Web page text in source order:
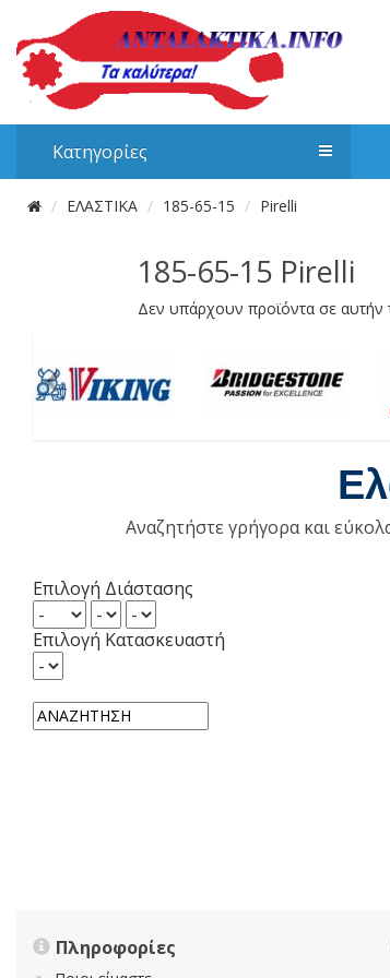
Κατηγορίες
ΕΛΑΣΤΙΚΑ 185-65-15 Pirelli
185-65-15 Pirelli
Δεν υπάρχουν προϊόντα σε αυτήν
Αναζητήστε γρήγορα και
Επιλογή Διάστασης
Επιλογή Κατασκευαστή
Πληροφορίες